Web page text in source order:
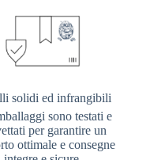
solidi ed infrangibili
sono testati e
per garantire un
ottimale e consegne